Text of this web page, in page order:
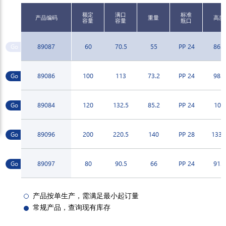
产品编码
额定
容量
满口
容量
重量
标准
瓶口
高度
89087 60 70.5 55 PP 24 86.2
89086 100 113 73.2 PP 24 98.4
89084 120 132.5 85.2 PP 24 103
89096 200 220.5 140 PP 28
89097 80 90.5 66 PP 24 91.5
产品按单生产，需满足最小起订量
常规产品，查询现有库存